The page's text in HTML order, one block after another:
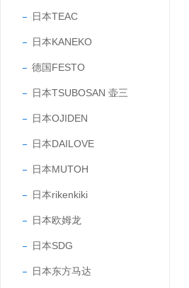
日本TEAC
日本KANEKO
德国FESTO
日本TSUBOSAN 壶三
日本OJIDEN
日本DAILOVE
日本MUTOH
日本rikenkiki
日本欧姆龙
日本SDG
日本东方马达